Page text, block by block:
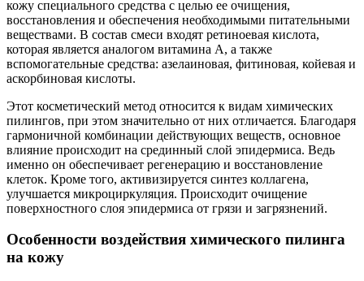
кожу специального средства с целью ее очищения,
восстановления и обеспечения необходимыми питательными
веществами. В состав смеси входят ретиноевая кислота,
которая является аналогом витамина А, а также
вспомогательные средства: азелаиновая, фитиновая, койевая и
аскорбиновая кислоты.
Этот косметический метод относится к видам химических
пилингов, при этом значительно от них отличается. Благодаря
гармоничной комбинации действующих веществ, основное
влияние происходит на срединный слой эпидермиса. Ведь
именно он обеспечивает регенерацию и восстановление
клеток. Кроме того, активизируется синтез коллагена,
улучшается микроциркуляция. Происходит очищение
поверхностного слоя эпидермиса от грязи и загрязнений.
Особенности воздействия химического пилинга
на кожу